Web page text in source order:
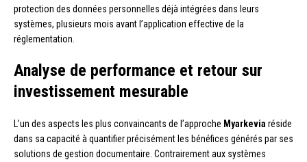
protection des données personnelles déjà intégrées dans leurs
systèmes, plusieurs mois avant l’application effective de la
réglementation.
Analyse de performance et retour sur
investissement mesurable
L’un des aspects les plus convaincants de l’approche Myarkevia réside
dans sa capacité à quantifier précisément les bénéfices générés par ses
solutions de gestion documentaire. Contrairement aux systèmes